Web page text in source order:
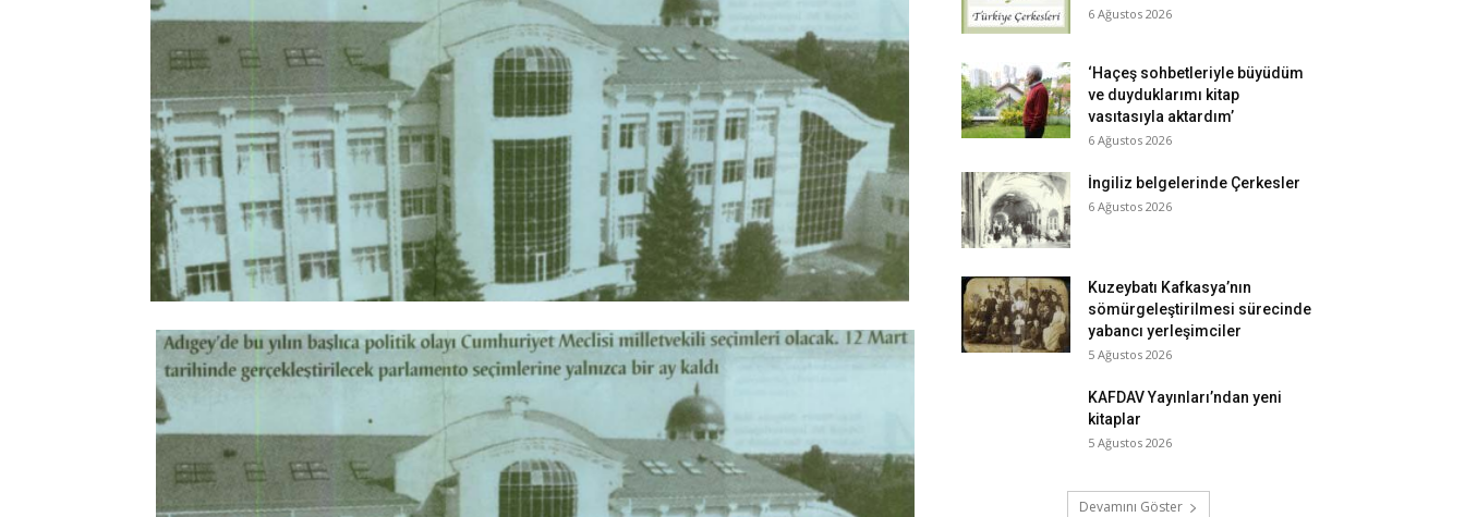
6 Ağustos 2026
‘Haçeş sohbetleriyle büyüdüm
ve duyduklarımı kitap
vasıtasıyla aktardım’
6 Ağustos 2026
İngiliz belgelerinde Çerkesler
6 Ağustos 2026
Kuzeybatı Kafkasya’nın
sömürgeleştirilmesi sürecinde
yabancı yerleşimciler
5 Ağustos 2026
KAFDAV Yayınları’ndan yeni
kitaplar
5 Ağustos 2026
Devamını Göster